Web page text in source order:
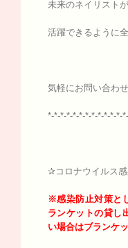
未来のネイリスト
活躍できるように
気軽にお問い合わ
*-*-*-*-*-*-*-*-*-*-*-*-
✰コロナウイルス
※感染防止対策と
ランケットの貸し
い場合はブランケ